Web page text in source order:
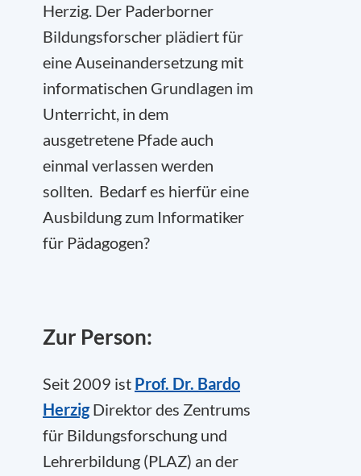
Herzig. Der Paderborner
Bildungsforscher plädiert für
eine Auseinandersetzung mit
informatischen Grundlagen im
Unterricht, in dem
ausgetretene Pfade auch
einmal verlassen werden
sollten. Bedarf es hierfür eine
Ausbildung zum Informatiker
für Pädagogen?
Zur Person:
Seit 2009 ist Prof. Dr. Bardo
HerzigDirektor des Zentrums
für Bildungsforschung und
Lehrerbildung (PLAZ) an der